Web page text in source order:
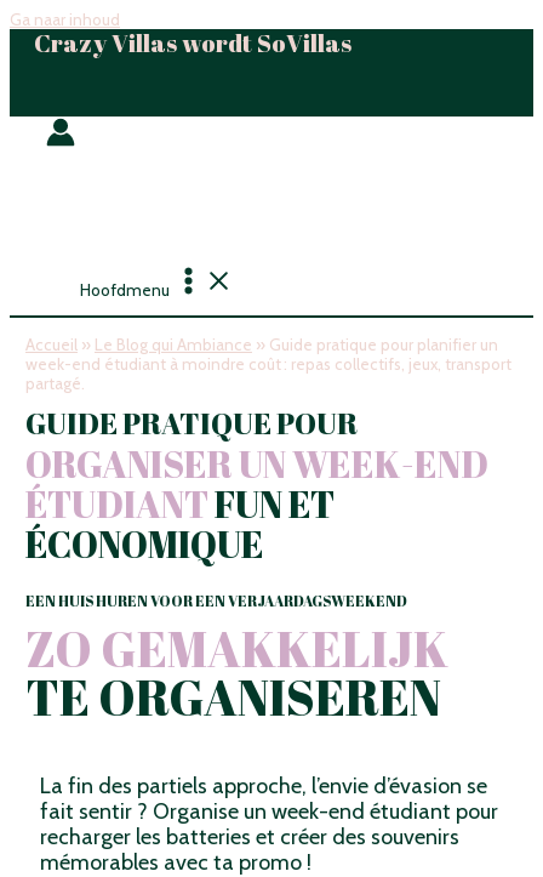
Ga naar inhoud
Crazy Villas wordt SoVillas
Hoofdmenu
Accueil » Le Blog qui Ambiance » Guide pratique pour planifier un
week-end étudiant à moindre coût : repas collectifs, jeux, transport
partagé.
GUIDE PRATIQUE POUR
ORGANISER UN WEEK-END
ÉTUDIANTFUN ET
ÉCONOMIQUE
EEN HUIS HUREN VOOR EEN VERJAARDAGSWEEKEND
ZO GEMAKKELIJK
TE ORGANISEREN
La fin des partiels approche, l’envie d’évasion se
fait sentir ? Organise un week-end étudiant pour
recharger les batteries et créer des souvenirs
mémorables avec ta promo !